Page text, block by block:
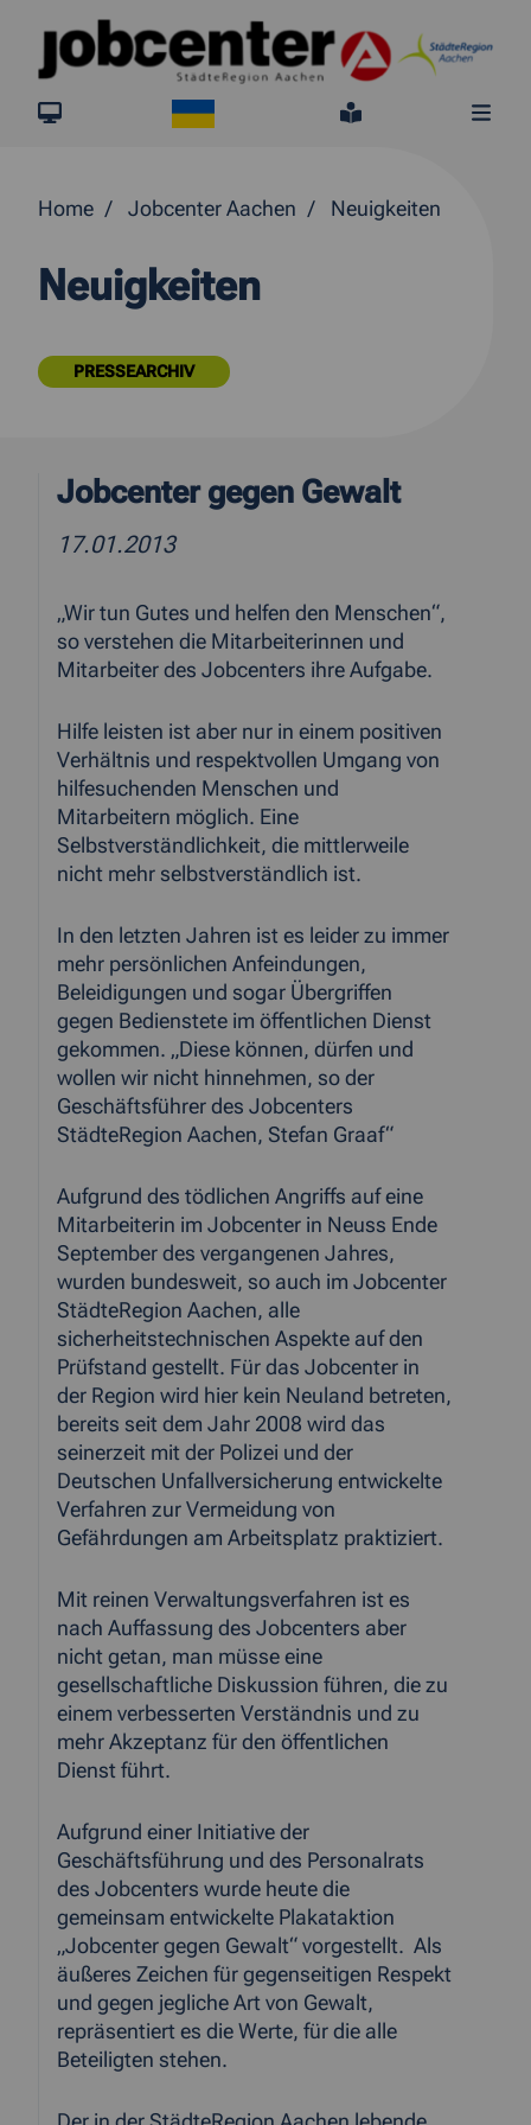
Springe direkt zum Inhalt
jobcenter.digital
Leichte
Home Jobcenter Aachen Neuigkeiten
Neuigkeiten
PRESSEARCHIV
Jobcenter gegen Gewalt
17.01.2013
„Wir tun Gutes und helfen den Menschen“,
so verstehen die Mitarbeiterinnen und
Mitarbeiter des Jobcenters ihre Aufgabe.
Hilfe leisten ist aber nur in einem positiven
Verhältnis und respektvollen Umgang von
hilfesuchenden Menschen und
Mitarbeitern möglich. Eine
Selbstverständlichkeit, die mittlerweile
nicht mehr selbstverständlich ist.
In den letzten Jahren ist es leider zu immer
mehr persönlichen Anfeindungen,
Beleidigungen und sogar Übergriffen
gegen Bedienstete im öffentlichen Dienst
gekommen. „Diese können, dürfen und
wollen wir nicht hinnehmen, so der
Geschäftsführer des Jobcenters
StädteRegion Aachen, Stefan Graaf“
Aufgrund des tödlichen Angriffs auf eine
Mitarbeiterin im Jobcenter in Neuss Ende
September des vergangenen Jahres,
wurden bundesweit, so auch im Jobcenter
StädteRegion Aachen, alle
sicherheitstechnischen Aspekte auf den
Prüfstand gestellt. Für das Jobcenter in
der Region wird hier kein Neuland betreten,
bereits seit dem Jahr 2008 wird das
seinerzeit mit der Polizei und der
Deutschen Unfallversicherung entwickelte
Verfahren zur Vermeidung von
Gefährdungen am Arbeitsplatz praktiziert.
Mit reinen Verwaltungsverfahren ist es
nach Auffassung des Jobcenters aber
nicht getan, man müsse eine
gesellschaftliche Diskussion führen, die zu
einem verbesserten Verständnis und zu
mehr Akzeptanz für den öffentlichen
Dienst führt.
Aufgrund einer Initiative der
Geschäftsführung und des Personalrats
des Jobcenters wurde heute die
gemeinsam entwickelte Plakataktion
„Jobcenter gegen Gewalt“ vorgestellt. Als
äußeres Zeichen für gegenseitigen Respekt
und gegen jegliche Art von Gewalt,
repräsentiert es die Werte, für die alle
Beteiligten stehen.